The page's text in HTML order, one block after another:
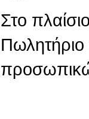
Στο
Πωλητήριο